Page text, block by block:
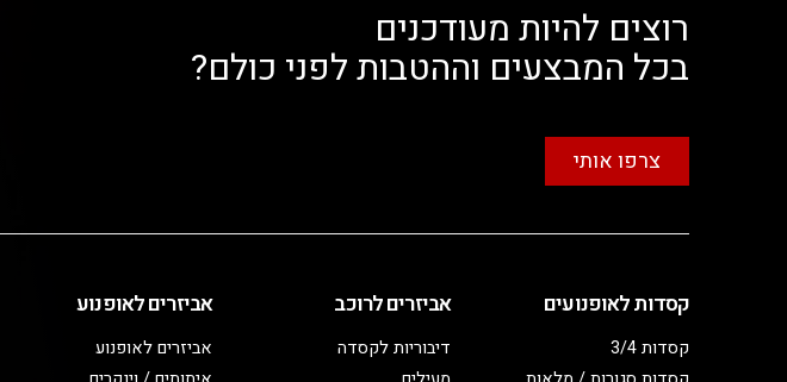
רוצים להיות מעודכנים
בכל המבצעים וההטבות לפני כולם?
צרפו אותי
קסדות לאופנועים
קסדות 3/4
אביזרים לרוכב
דיבוריות לקסדה
אביזרים לאופנוע
אביזרים לאופנוע